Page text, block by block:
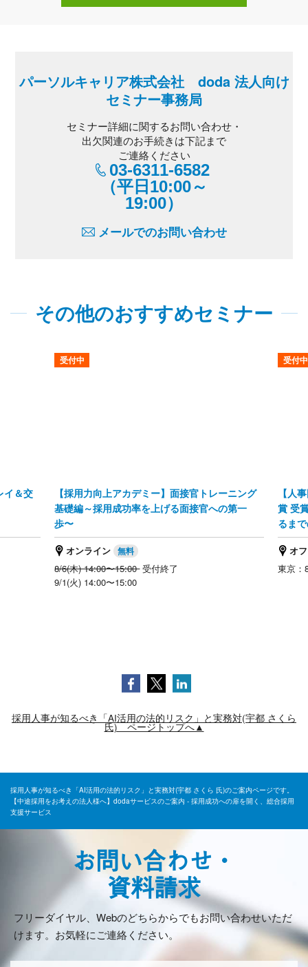
パーソルキャリア株式会社 doda 法人向け
セミナー事務局
セミナー詳細に関するお問い合わせ・
出欠関連のお手続きは下記まで
ご連絡ください
03-6311-6582
（平日10:00～
19:00）
メールでのお問い合わせ
その他のおすすめセミナー
イ＆交
受付中
【採用力向上アカデミー】面接官トレーニング
基礎編～採用成功率を上げる面接官への第一
歩〜
オンライン
8/6(木) 14:00〜15:00受付終了
9/1(火) 14:00〜15:00
受付中
【人
賞 受
るま
オ
東京：
採用人事が知るべき「AI活用の法的リスク」と実務対(宇都 さくら
氏) ページトップへ▲
採用人事が知るべき「AI活用の法的リスク」と実務対(宇都 さくら 氏)のご案内ページです。
【中途採用をお考えの法人様へ】dodaサービスのご案内 - 採用成功への扉を開く、総合採用
支援サービス
お問い合わせ・
資料請求
フリーダイヤル、Webのどちらからでもお問い合わせいただ
けます。お気軽にご連絡ください。